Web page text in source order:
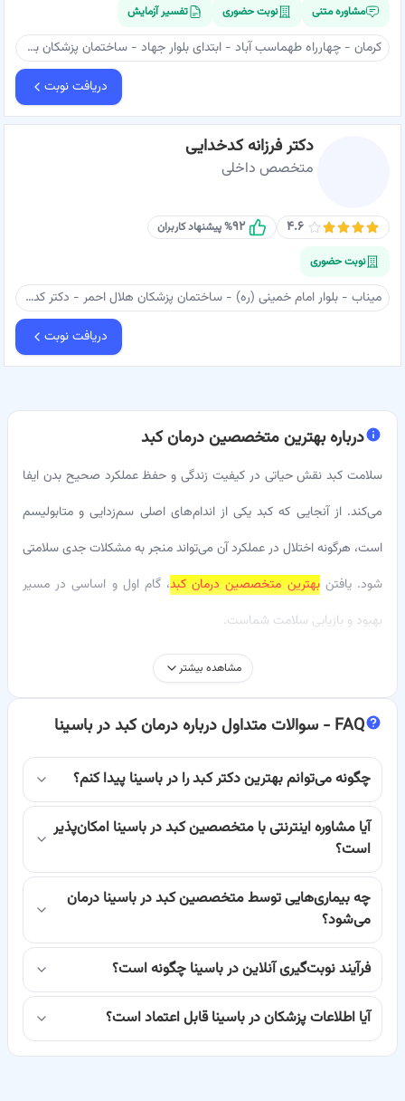
مشاوره متنی نوبت حضوری تفسیر آزمایش
کرمان - چهارراه طهماسب آباد - ابتدای بلوار جهاد - ساختمان پزشکان برج پاستور - طبقه ۹ - مطب دکتر لیلاسادات حسینی
دریافت نوبت
دکتر فرزانه کدخدایی
متخصص داخلی
۴.۶ ۹۲% پیشنهاد کاربران
نوبت حضوری
میناب - بلوار امام خمينی (ره) - ساختمان پزشکان هلال احمر - دکتر کدخدایی
دریافت نوبت
دربارهبهترین متخصصین درمان کبد
سلامت کبد نقش حیاتی در کیفیت زندگی و حفظ عملکرد صحیح بدن ایفا
می‌کند. از آنجایی که کبد یکی از اندام‌های اصلی سم‌زدایی و متابولیسم
است، هرگونه اختلال در عملکرد آن می‌تواند منجر به مشکلات جدی سلامتی
شود. یافتنبهترین متخصصین درمان کبد، گام اول و اساسی در مسیر
بهبود و بازیابی سلامت شماست.
، ما متعهدیم تا دسترسی شما را به برترین پزشکان و فوق
تخصصان کبد آسان کنیم. پلتفرم آنلاین باسینا به شما این امکان را می‌دهد
که با اطمینان کامل، از میان پزشکان مجرب و متعهد،پزشک مورد نظر خود
را برای نوبت‌گیری اینترنتی یا مشاوره آنلاین انتخاب کنید.
ما می‌دانیم که
زمان شما ارزشمند است، به همین دلیل فرآیند نوبت‌دهی را به ساده‌ترین
شکل ممکن طراحی کرده‌ایم.
چرا انتخاب بهترین دکتر کبد اهمیت دارد؟
کبد، این عضو حیاتی، مسئولیت‌های بسیاری از جمله تولید صفرا، ذخیره
انرژی، فیلتر کردن سموم و تولید پروتئین‌های ضروری را بر عهده دارد. با
توجه به پیچیدگی وظایف کبد و تنوع بیماری‌هایی که می‌توانند آن را درگیر
کنند، مراجعه به یک
متخصص با تجربه و دانش کافی
در زمینه کبد و
گوارش از اهمیت بالایی برخوردار است.
مشاهده بیشتر
FAQ - سوالات متداول درباره درمان کبد در باسینا
چگونه می‌توانم بهترین دکتر کبد را در باسینا پیدا کنم؟
آیا مشاوره اینترنتی با متخصصین کبد در باسینا امکان‌پذیر
است؟
چه بیماری‌هایی توسط متخصصین کبد در باسینا درمان
می‌شود؟
فرآیند نوبت‌گیری آنلاین در باسینا چگونه است؟
آیا اطلاعات پزشکان در باسینا قابل اعتماد است؟